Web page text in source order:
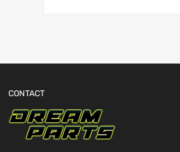
CONTACT